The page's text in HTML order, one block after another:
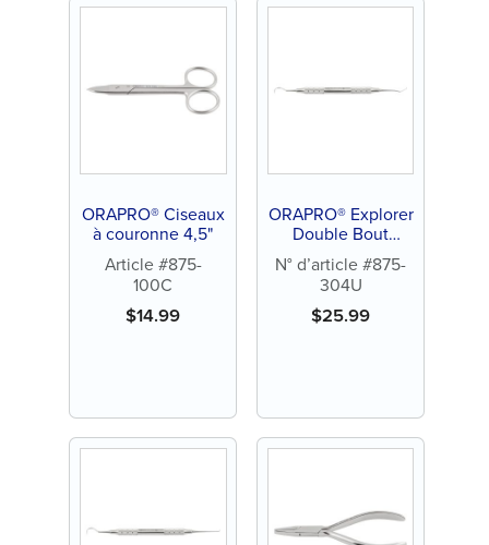
ORAPRO® Ciseaux
à couronne 4,5"
Article #875-
100C
$14.99
ORAPRO® Explorer
Double Bout
(23/17)
N° d’article #875-
304U
$25.99